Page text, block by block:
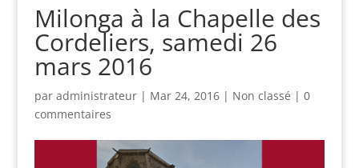
Milonga à la Chapelle des
Cordeliers, samedi 26
mars 2016
par administrateur| Mar 24, 2016| Non classé | 0
commentaires